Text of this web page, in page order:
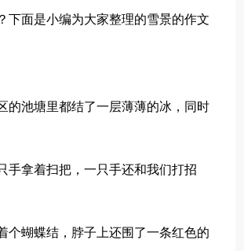
下面是小编为大家整理的雪景的作文
的池塘里都结了一层薄薄的冰，同时
手拿着扫把，一只手还和我们打招
个蝴蝶结，脖子上还围了一条红色的